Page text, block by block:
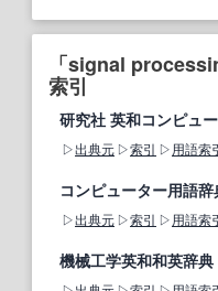
「signal
索引
研究社 英和コンピュ
出典元 索引 用語索
コンピューター用語辞
出典元 索引 用語索
機械工学英和和英辞典